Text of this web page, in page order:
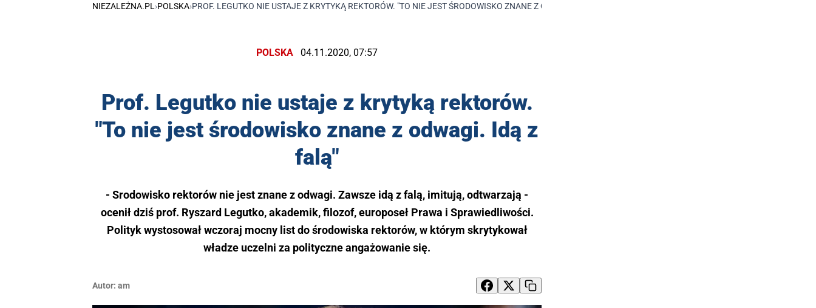
NIEZALEŻNA.PL ›POLSKA›PROF. LEGUTKO NIE USTAJE Z KRYTYKĄ REKTORÓW. "TO NIE JEST ŚRODOWISKO ZNANE Z ODWAGI. IDĄ Z FALĄ"
POLSKA 04.11.2020, 07:57
Prof. Legutko nie ustaje z krytyką rektorów.
"To nie jest środowisko znane z odwagi. Idą z
falą"
- Srodowisko rektorów nie jest znane z odwagi. Zawsze idą z falą, imitują, odtwarzają -
ocenił dziś prof. Ryszard Legutko, akademik, filozof, europoseł Prawa i Sprawiedliwości.
Polityk wystosował wczoraj mocny list do środowiska rektorów, w którym skrytykował
władze uczelni za polityczne angażowanie się.
Autor: am